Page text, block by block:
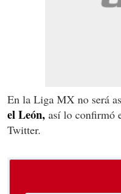
En la Liga MX no será
el León, así lo confirmó
Twitter.